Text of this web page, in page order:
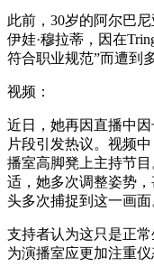
此前，30岁的阿尔巴
伊娃·穆拉蒂，因在
符合职业规范”而遭到
视频：
近日，她再因直播中
片段引发热议。视频
播室高脚凳上主持节
适，她多次调整姿势
头多次捕捉到这一画面
支持者认为这只是正
为演播室应更加注重仪